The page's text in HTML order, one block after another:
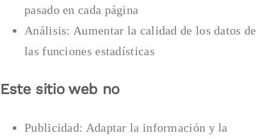
pasado en cada página
Análisis: Aumentar la calidad de los datos de
las funciones estadísticas
Este sitio web no
Publicidad: Adaptar la información y la